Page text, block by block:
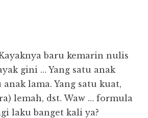
baru kemarin nulis
gini … Yang satu anak
anak lama. Yang satu kuat,
lemah, dst. Waw … formula
laku banget kali ya?